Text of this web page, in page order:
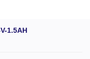
1.5AH